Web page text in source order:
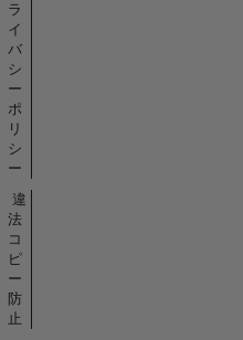
ラ
イ
バ
シ
ー
ポ
リ
シ
ー
違
法
コ
ピ
ー
防
止